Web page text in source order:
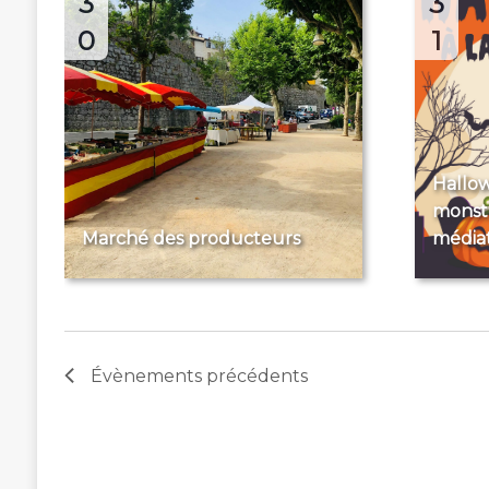
0
Marché des producteurs
1
Évènementsprécédents